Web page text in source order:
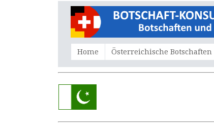
Home Österreichische Botschaften